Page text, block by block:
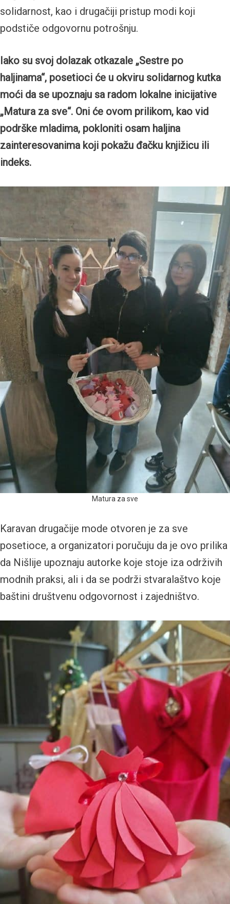
solidarnost, kao i drugačiji pristup modi koji
podstiče odgovornu potrošnju.
Iako su svoj dolazak otkazale „Sestre po
haljinama“, posetioci će u okviru solidarnog kutka
moći da se upoznaju sa radom lokalne inicijative
„Matura za sve“. Oni će ovom prilikom, kao vid
podrške mladima, pokloniti osam haljina
zainteresovanima koji pokažu đačku knjižicu ili
indeks.
Matura za sve
Karavan drugačije mode otvoren je za sve
posetioce, a organizatori poručuju da je ovo prilika
da Nišlije upoznaju autorke koje stoje iza održivih
modnih praksi, ali i da se podrži stvaralaštvo koje
baštini društvenu odgovornost i zajedništvo.